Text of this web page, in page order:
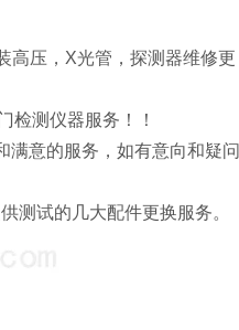
高压，X光管，探测器维修更
检测仪器服务！！
满意的服务，如有意向和疑问
测试的几大配件更换服务。